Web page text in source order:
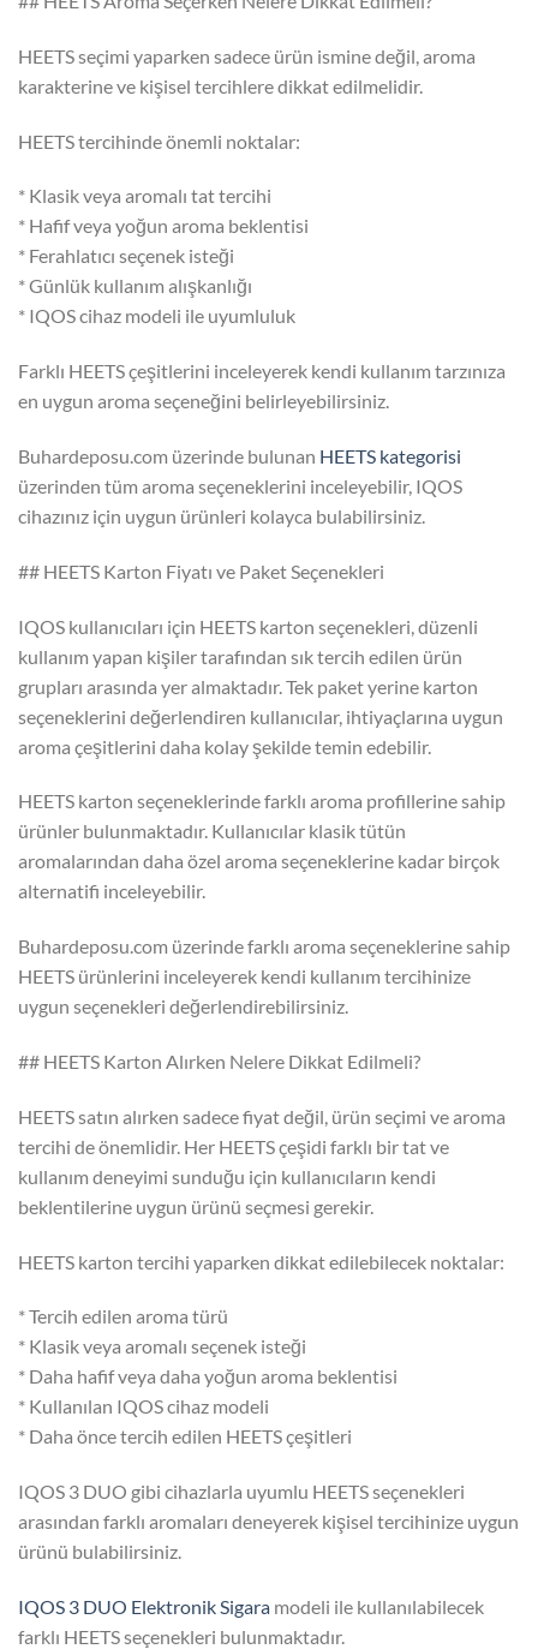
HEETS seçimi yaparken sadece ürün ismine değil, aroma
karakterine ve kişisel tercihlere dikkat edilmelidir.
HEETS tercihinde önemli noktalar:
* Klasik veya aromalı tat tercihi
* Hafif veya yoğun aroma beklentisi
* Ferahlatıcı seçenek isteği
* Günlük kullanım alışkanlığı
* IQOS cihaz modeli ile uyumluluk
Farklı HEETS çeşitlerini inceleyerek kendi kullanım tarzınıza
en uygun aroma seçeneğini belirleyebilirsiniz.
Buhardeposu.com üzerinde bulunan HEETS kategorisi
üzerinden tüm aroma seçeneklerini inceleyebilir, IQOS
cihazınız için uygun ürünleri kolayca bulabilirsiniz.
## HEETS Karton Fiyatı ve Paket Seçenekleri
IQOS kullanıcıları için HEETS karton seçenekleri, düzenli
kullanım yapan kişiler tarafından sık tercih edilen ürün
grupları arasında yer almaktadır. Tek paket yerine karton
seçeneklerini değerlendiren kullanıcılar, ihtiyaçlarına uygun
aroma çeşitlerini daha kolay şekilde temin edebilir.
HEETS karton seçeneklerinde farklı aroma profillerine sahip
ürünler bulunmaktadır. Kullanıcılar klasik tütün
aromalarından daha özel aroma seçeneklerine kadar birçok
alternatifi inceleyebilir.
Buhardeposu.com üzerinde farklı aroma seçeneklerine sahip
HEETS ürünlerini inceleyerek kendi kullanım tercihinize
uygun seçenekleri değerlendirebilirsiniz.
## HEETS Karton Alırken Nelere Dikkat Edilmeli?
HEETS satın alırken sadece fiyat değil, ürün seçimi ve aroma
tercihi de önemlidir. Her HEETS çeşidi farklı bir tat ve
kullanım deneyimi sunduğu için kullanıcıların kendi
beklentilerine uygun ürünü seçmesi gerekir.
HEETS karton tercihi yaparken dikkat edilebilecek noktalar:
* Tercih edilen aroma türü
* Klasik veya aromalı seçenek isteği
* Daha hafif veya daha yoğun aroma beklentisi
* Kullanılan IQOS cihaz modeli
* Daha önce tercih edilen HEETS çeşitleri
IQOS 3 DUO gibi cihazlarla uyumlu HEETS seçenekleri
arasından farklı aromaları deneyerek kişisel tercihinize uygun
ürünü bulabilirsiniz.
IQOS 3 DUO Elektronik Sigara modeli ile kullanılabilecek
farklı HEETS seçenekleri bulunmaktadır.